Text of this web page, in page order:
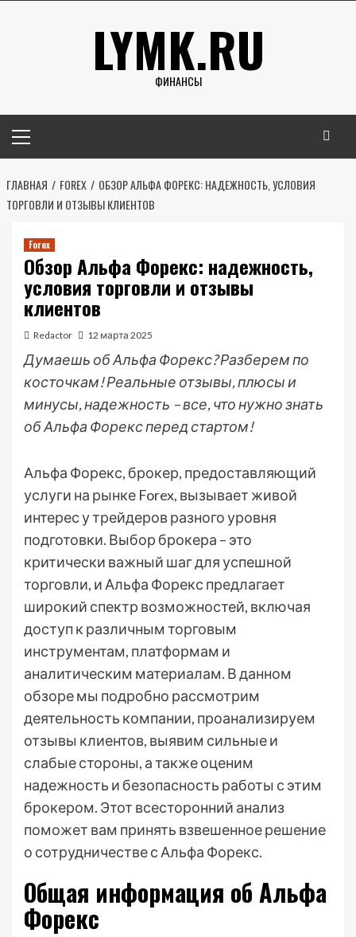
LYMK.RU
ФИНАНСЫ
меню
ГЛАВНАЯ FOREX
ОБЗОР АЛЬФА ФОРЕКС: НАДЕЖНОСТЬ, УСЛОВИЯ
ТОРГОВЛИ И ОТЗЫВЫ КЛИЕНТОВ
Forex
Обзор Альфа Форекс: надежность,
условия торговли и отзывы
клиентов
Redactor 12 марта 2025
Думаешь об Альфа Форекс? Разберем по
косточкам! Реальные отзывы, плюсы и
минусы, надежность – все, что нужно знать
об Альфа Форекс перед стартом!
Альфа Форекс, брокер, предоставляющий
услуги на рынке Forex, вызывает живой
интерес у трейдеров разного уровня
подготовки. Выбор брокера – это
критически важный шаг для успешной
торговли, и Альфа Форекс предлагает
широкий спектр возможностей, включая
доступ к различным торговым
инструментам, платформам и
аналитическим материалам. В данном
обзоре мы подробно рассмотрим
деятельность компании, проанализируем
отзывы клиентов, выявим сильные и
слабые стороны, а также оценим
надежность и безопасность работы с этим
брокером. Этот всесторонний анализ
поможет вам принять взвешенное решение
о сотрудничестве с Альфа Форекс.
Общая информация об Альфа
Форекс